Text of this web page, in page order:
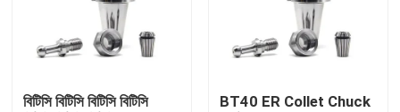
বিটি টুল হোল্ডার
এসকে টুল হোল্ডার
বিটিসি বিটিসি বিটিসি বিটিসি
BT40 ER Collet Chuck